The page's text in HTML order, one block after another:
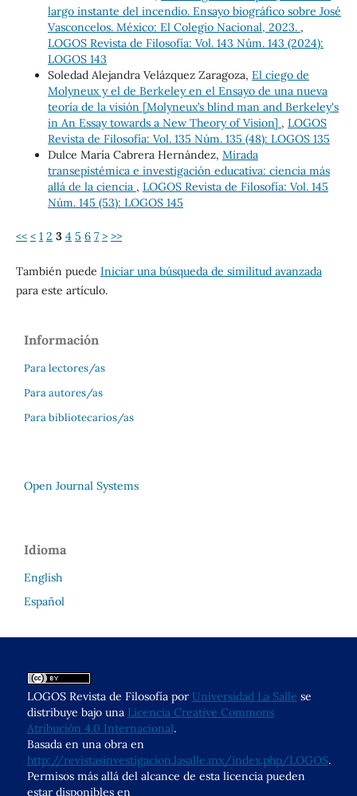
largo instante del incendio. Ensayo biográfico sobre José
Vasconcelos. México: El Colegio Nacional, 2023. ,
LOGOS Revista de Filosofía: Vol. 143 Núm. 143 (2024):
LOGOS 143
Soledad Alejandra Velázquez Zaragoza, El ciego de
Molyneux y el de Berkeley en el Ensayo de una nueva
teoría de la visión [Molyneux’s blind man and Berkeley's
in An Essay towards a New Theory of Vision] , LOGOS
Revista de Filosofía: Vol. 135 Núm. 135 (48): LOGOS 135
Dulce María Cabrera Hernández, Mirada
transepistémica e investigación educativa: ciencia más
allá de la ciencia , LOGOS Revista de Filosofía: Vol. 145
Núm. 145 (53): LOGOS 145
<< < 1 2 3 4 5 6 7 > >>
También puede Iniciar una búsqueda de similitud avanzada
para este artículo.
Información
Para lectores/as
Para autores/as
Para bibliotecarios/as
Open Journal Systems
Idioma
English
Español
LOGOS Revista de Filosofía por Universidad La Salle se
distribuye bajo una Licencia Creative Commons
Atribución 4.0 Internacional.
Basada en una obra en
http://revistasinvestigacion.lasalle.mx/index.php/LOGOS.
Permisos más allá del alcance de esta licencia pueden
estar disponibles en